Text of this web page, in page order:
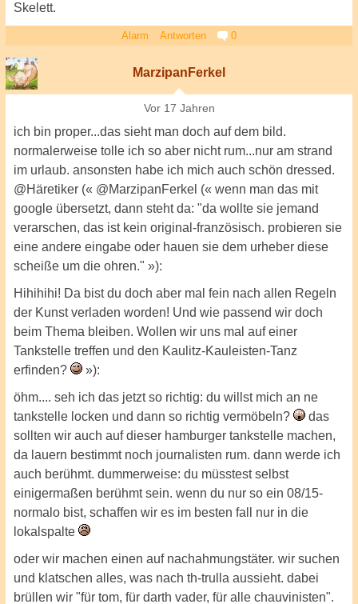
Skelett.
Alarm Antworten 0
MarzipanFerkel
Vor 17 Jahren
ich bin proper...das sieht man doch auf dem bild.
normalerweise tolle ich so aber nicht rum...nur am strand
im urlaub. ansonsten habe ich mich auch schön dressed.
@Häretiker (« @MarzipanFerkel (« wenn man das mit
google übersetzt, dann steht da: "da wollte sie jemand
verarschen, das ist kein original-französisch. probieren sie
eine andere eingabe oder hauen sie dem urheber diese
scheiße um die ohren." »):
Hihihihi! Da bist du doch aber mal fein nach allen Regeln
der Kunst verladen worden! Und wie passend wir doch
beim Thema bleiben. Wollen wir uns mal auf einer
Tankstelle treffen und den Kaulitz-Kauleisten-Tanz
erfinden?
»):
öhm.... seh ich das jetzt so richtig: du willst mich an ne
tankstelle locken und dann so richtig vermöbeln?
das
sollten wir auch auf dieser hamburger tankstelle machen,
da lauern bestimmt noch journalisten rum. dann werde ich
auch berühmt. dummerweise: du müsstest selbst
einigermaßen berühmt sein. wenn du nur so ein 08/15-
normalo bist, schaffen wir es im besten fall nur in die
lokalspalte
oder wir machen einen auf nachahmungstäter. wir suchen
und klatschen alles, was nach th-trulla aussieht. dabei
brüllen wir "für tom, für darth vader, für alle chauvinisten".